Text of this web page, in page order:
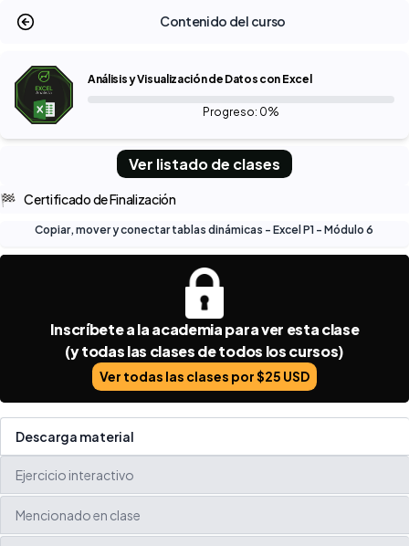
Contenido del curso
Análisis y Visualización de Datos con Excel
Progreso: 0%
Ver listado de clases
🏁 Certificado de Finalización
Copiar, mover y conectar tablas dinámicas - Excel P1 - Módulo 6
Inscríbete a la academia para ver esta clase
(y todas las clases de todos los cursos)
Ver todas las clases por $25 USD
Descarga material
Ejercicio interactivo
Mencionado en clase